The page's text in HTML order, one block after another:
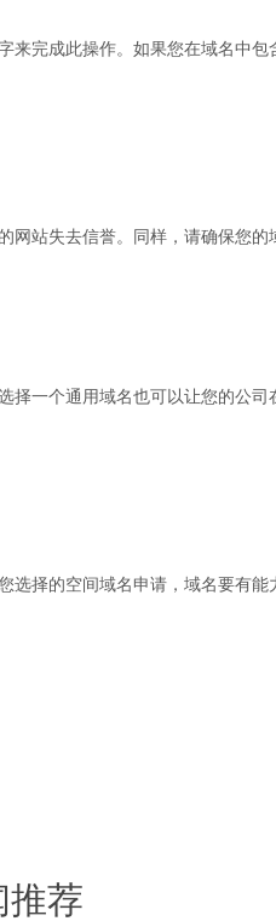
成此操作。如果您在域名中包
站失去信誉。同样，请确保您的
个通用域名也可以让您的公司
的空间域名申请，域名要有能
推荐